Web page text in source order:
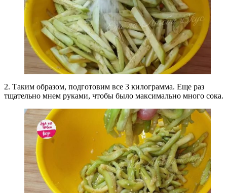
2. Таким образом, подготовим все 3 килограмма. Еще раз
тщательно мнем руками, чтобы было максимально много сока.